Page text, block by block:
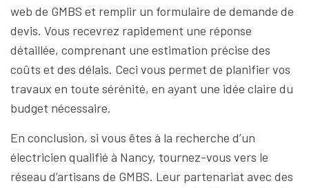
web de GMBS et remplir un formulaire de demande de
devis. Vous recevrez rapidement une réponse
détaillée, comprenant une estimation précise des
coûts et des délais. Ceci vous permet de planifier vos
travaux en toute sérénité, en ayant une idée claire du
budget nécessaire.
En conclusion, si vous êtes à la recherche d’un
électricien qualifié à Nancy, tournez-vous vers le
réseau d’artisans de GMBS. Leur partenariat avec des